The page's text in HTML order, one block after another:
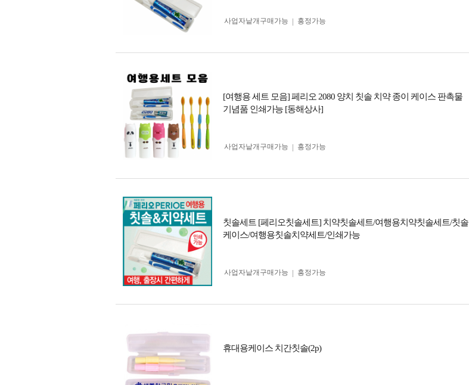
사업자 낱개구매가능 흥정가능
[여행용 세트 모음] 페리오 2080 양치 칫솔 치약 종이 케이스 판촉물
기념품 인쇄가능 [동해상사]
사업자 낱개구매가능 흥정가능
칫솔세트 [페리오칫솔세트] 치약칫솔세트/여행용치약칫솔세트/칫솔
케이스/여행용칫솔치약세트/인쇄가능
사업자 낱개구매가능 흥정가능
휴대용케이스 치간칫솔(2p)